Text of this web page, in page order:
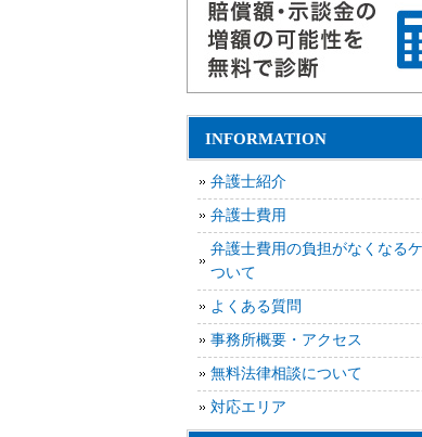
INFORMATION
弁護士紹介
弁護士費用
弁護士費用の負担がなくなる
ついて
よくある質問
事務所概要・アクセス
無料法律相談について
対応エリア